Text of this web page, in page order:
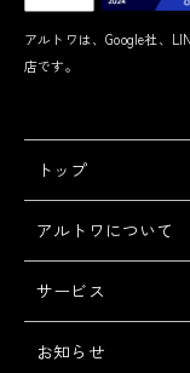
アルトワは、Google社、
店です。
トップ
アルトワについて
サービス
お知らせ